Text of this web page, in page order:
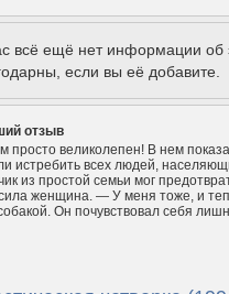
всё ещё нет информации
если вы её добавите.
отзыв
просто великолепен! В нем
истребить всех людей,
из простой семьи мог
женщина. — У меня тоже, и
Он почувствовал себя